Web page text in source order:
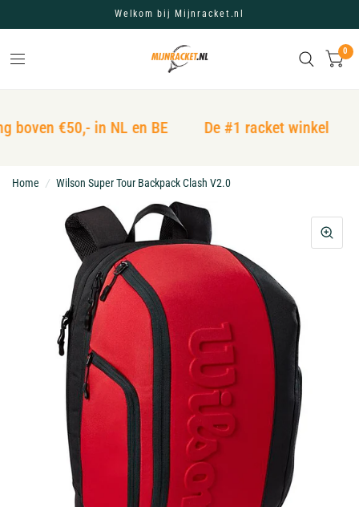
Welkom bij Mijnracket.nl
0
boven €50,- in NL en BE De #1 racket winkel
Home / Wilson Super Tour Backpack Clash V2.0